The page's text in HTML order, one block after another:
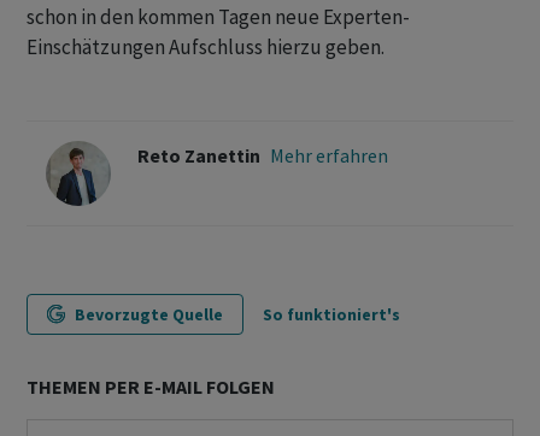
schon in den kommen Tagen neue Experten-
Einschätzungen Aufschluss hierzu geben.
Reto Zanettin Mehr erfahren
Bevorzugte Quelle So funktioniert's
THEMEN PER E-MAIL FOLGEN